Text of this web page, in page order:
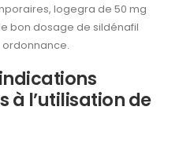
logegra de 50 mg
bon dosage de sildénafil
ordonnance.
à l’utilisation de